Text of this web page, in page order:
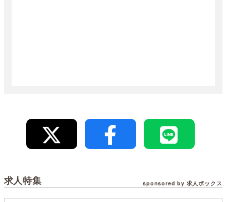
求人特集 sponsored by 求人ボックス